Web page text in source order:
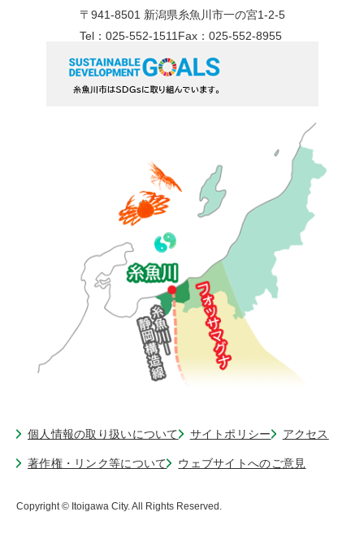
〒941-8501 新潟県糸魚川市一の宮1-2-5
Tel：025-552-1511 Fax：025-552-8955
個人情報の取り扱いについて サイトポリシー アクセス
著作権・リンク等について ウェブサイトへのご意見
Copyright © Itoigawa City. All Rights Reserved.